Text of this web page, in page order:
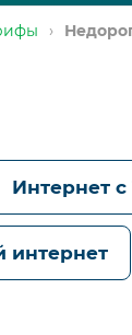
›
Интернет
интернет